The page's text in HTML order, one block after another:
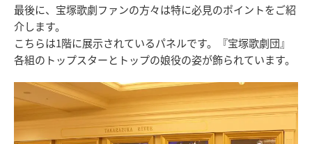
最後に、宝塚歌劇ファンの方々は特に必見のポイントをご紹
介します。
こちらは1階に展示されているパネルです。『宝塚歌劇団』
各組のトップスターとトップの娘役の姿が飾られています。